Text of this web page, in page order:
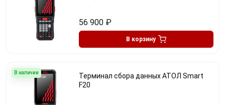
В корзину
56 900 ₽
В наличии
Терминал сбора данных АТОЛ Smart
F20